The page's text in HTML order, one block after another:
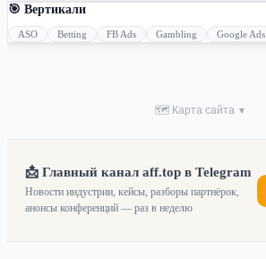
🎯 Вертикали
ASO Betting FB Ads Gambling Google Ads
🗺 Карта сайта ▼
📩 Главный канал aff.top в Telegram
Новости индустрии, кейсы, разборы партнёрок,
анонсы конференций — раз в неделю